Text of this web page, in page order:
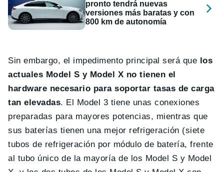
pronto tendrá nuevas
versiones más baratas y con
800 km de autonomía
Sin embargo, el impedimento principal será que los
actuales Model S y Model X no tienen el
hardware necesario para soportar tasas de carga
tan elevadas. El Model 3 tiene unas conexiones
preparadas para mayores potencias, mientras que
sus baterías tienen una mejor refrigeración (siete
tubos de refrigeración por módulo de batería, frente
al tubo único de la mayoría de los Model S y Model